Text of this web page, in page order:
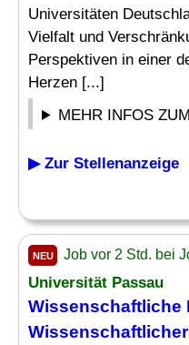
Universitäten
Vielfalt und
Perspektiven in einer
Herzen [...]
MEHR INFOS
▶ Zur Stellenanzeige
NEU Job vor 2 Std. bei
Universität Passau
Wissenschaftliche